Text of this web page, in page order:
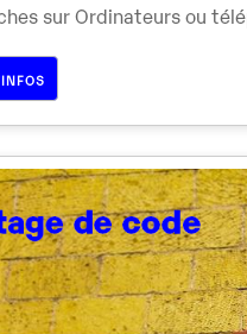
sur Ordinateurs ou